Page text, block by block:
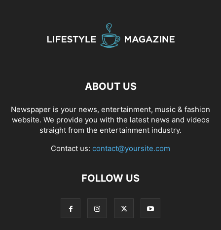
ABOUT US
Newspaper is your news, entertainment, music & fashion
website. We provide you with the latest news and videos
straight from the entertainment industry.
Contact us: contact@yoursite.com
FOLLOW US